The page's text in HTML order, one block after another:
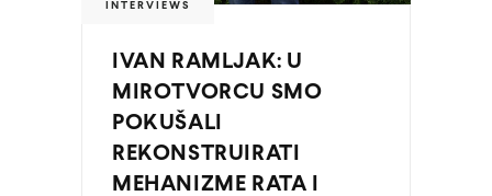
INTERVIEWS
IVAN RAMLJAK: U
MIROTVORCU SMO
POKUŠALI
REKONSTRUIRATI
MEHANIZME RATA I